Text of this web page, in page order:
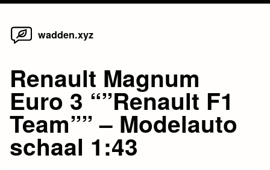
Skip
wadden.xyz
Renault Magnum
Euro 3 “”Renault F1
Team”” – Modelauto
schaal 1:43